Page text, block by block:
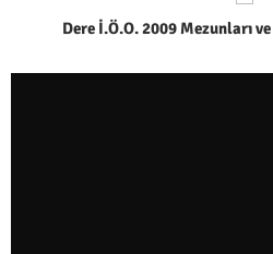
Dere İ.Ö.O. 2009 Mezunları